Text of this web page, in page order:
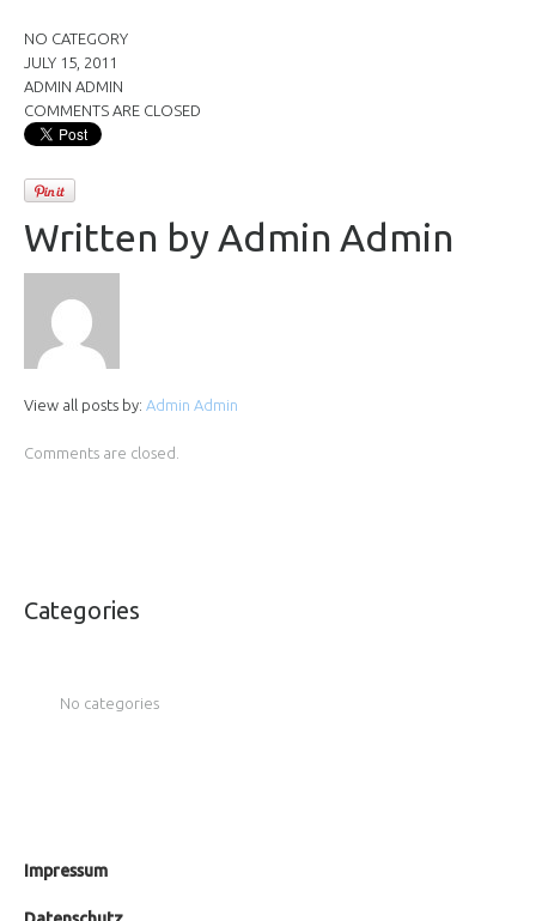
NO CATEGORY
JULY 15, 2011
ADMIN ADMIN
COMMENTS ARE CLOSED
Written by Admin Admin
View all posts by: Admin Admin
Comments are closed.
Categories
No categories
Impressum